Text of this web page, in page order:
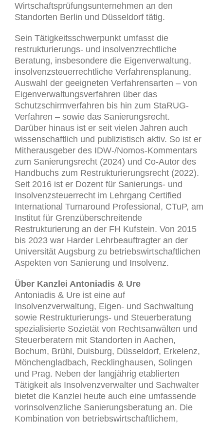
Wirtschaftsprüfungsunternehmen an den
Standorten Berlin und Düsseldorf tätig.
Sein Tätigkeitsschwerpunkt umfasst die
restrukturierungs- und insolvenzrechtliche
Beratung, insbesondere die Eigenverwaltung,
insolvenzsteuerrechtliche Verfahrensplanung,
Auswahl der geeigneten Verfahrensarten – von
Eigenverwaltungsverfahren über das
Schutzschirmverfahren bis hin zum StaRUG-
Verfahren – sowie das Sanierungsrecht.
Darüber hinaus ist er seit vielen Jahren auch
wissenschaftlich und publizistisch aktiv. So ist er
Mitherausgeber des IDW-/Nomos-Kommentars
zum Sanierungsrecht (2024) und Co-Autor des
Handbuchs zum Restrukturierungsrecht (2022).
Seit 2016 ist er Dozent für Sanierungs- und
Insolvenzsteuerrecht im Lehrgang Certified
International Turnaround Professional, CTuP, am
Institut für Grenzüberschreitende
Restrukturierung an der FH Kufstein. Von 2015
bis 2023 war Harder Lehrbeauftragter an der
Universität Augsburg zu betriebswirtschaftlichen
Aspekten von Sanierung und Insolvenz.
Über Kanzlei Antoniadis & Ure
Antoniadis & Ure ist eine auf
Insolvenzverwaltung, Eigen- und Sachwaltung
sowie Restrukturierungs- und Steuerberatung
spezialisierte Sozietät von Rechtsanwälten und
Steuerberatern mit Standorten in Aachen,
Bochum, Brühl, Duisburg, Düsseldorf, Erkelenz,
Mönchengladbach, Recklinghausen, Solingen
und Prag. Neben der langjährig etablierten
Tätigkeit als Insolvenzverwalter und Sachwalter
bietet die Kanzlei heute auch eine umfassende
vorinsolvenzliche Sanierungsberatung an. Die
Kombination von betriebswirtschaftlichem,